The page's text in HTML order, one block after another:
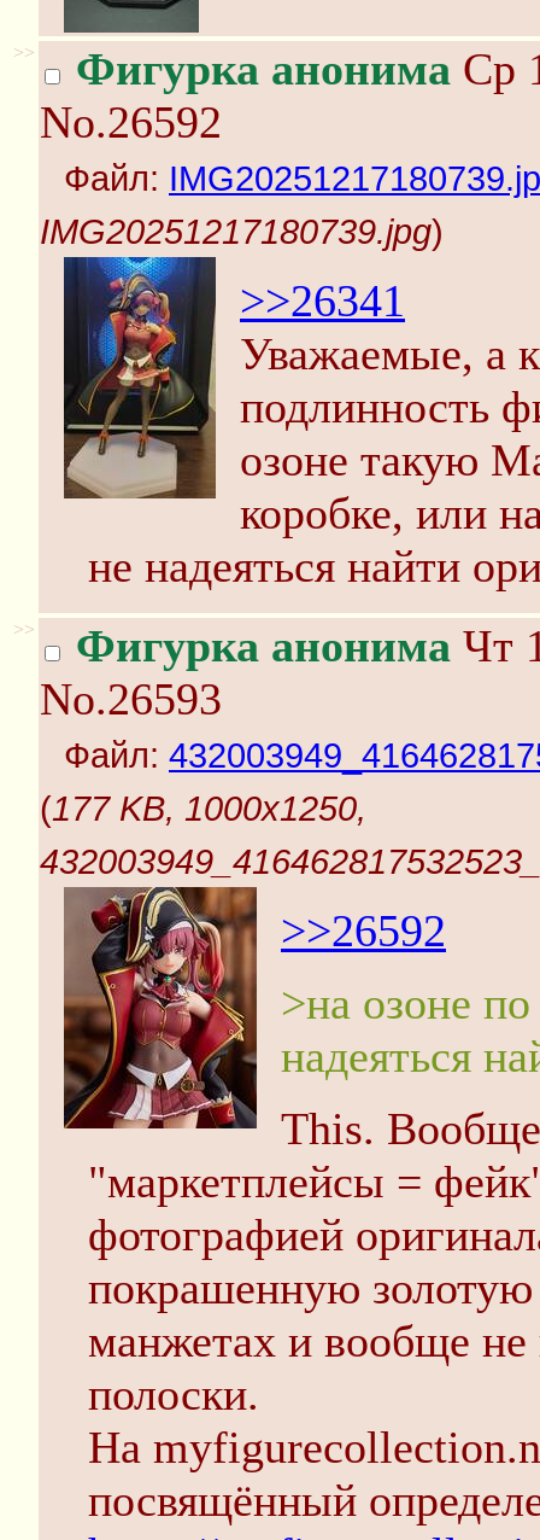
>> Фигурка анонима Ср
No.26592
Файл:
IMG20251217180739.jpg)
>>26341
Уважаемые, а
подлинность
озоне такую
коробке, или
не надеяться найти
>> Фигурка анонима Чт
No.26593
Файл:
(177 KB, 1000x1250,
>>26592
>на озоне
надеяться
This. Вообще
"маркетплейсы =
фотографией
покрашенную золотую
манжетах и вообще
полоски.
На
посвящённый